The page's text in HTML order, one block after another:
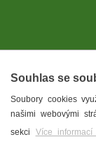
Souhlas se
Soubory cookies
našimi webovými
sekci Více